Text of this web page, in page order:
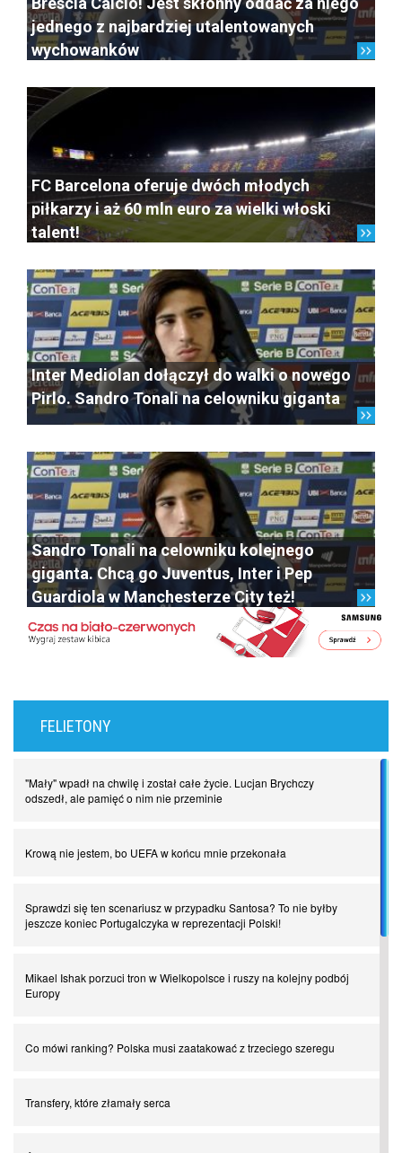
jednego z najbardziej utalentowanych
wychowanków
FC Barcelona oferuje dwóch młodych
piłkarzy i aż 60 mln euro za wielki włoski
talent!
Inter Mediolan dołączył do walki o nowego
Pirlo. Sandro Tonali na celowniku giganta
Sandro Tonali na celowniku kolejnego
giganta. Chcą go Juventus, Inter i Pep
Guardiola w Manchesterze City też!
FELIETONY
"Mały" wpadł na chwilę i został całe życie. Lucjan Brychczy
odszedł, ale pamięć o nim nie przeminie
Krową nie jestem, bo UEFA w końcu mnie przekonała
Sprawdzi się ten scenariusz w przypadku Santosa? To nie byłby
jeszcze koniec Portugalczyka w reprezentacji Polski!
Mikael Ishak porzuci tron w Wielkopolsce i ruszy na kolejny podbój
Europy
Co mówi ranking? Polska musi zaatakować z trzeciego szeregu
Transfery, które złamały serca